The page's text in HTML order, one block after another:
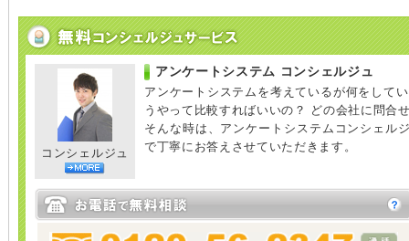
コンシェルジュ
アンケートシステム コンシェルジュ
アンケートシステムを考えているが何をして
うやって比較すればいいの？ どの会社に問合
そんな時は、アンケートシステムコンシェル
で丁寧にお答えさせていただきます。